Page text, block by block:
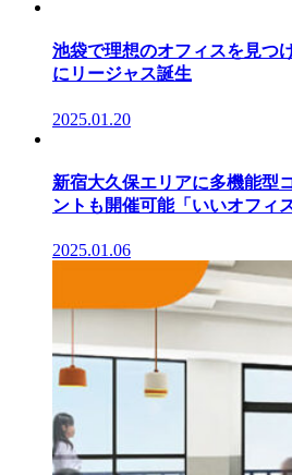
池袋で理想のオフィスを見つ
にリージャス誕生
2025.01.20
新宿大久保エリアに多機能型
ントも開催可能「いいオフィ
2025.01.06